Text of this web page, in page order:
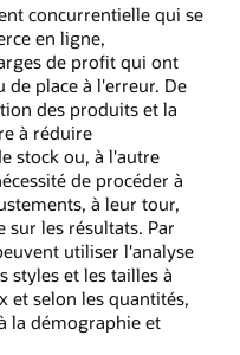
concurrentielle qui se
en ligne,
de profit qui ont
de place à l'erreur. De
des produits et la
à réduire
stock ou, à l'autre
de procéder à
à leur tour,
les résultats. Par
utiliser l'analyse
styles et les tailles à
et selon les quantités,
la démographie et